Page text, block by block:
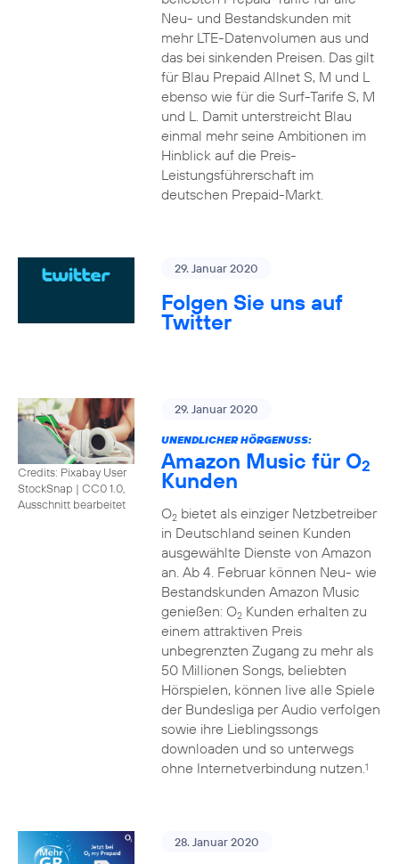
Neu- und Bestandskunden mit
mehr LTE-Datenvolumen aus und
das bei sinkenden Preisen. Das gilt
für Blau Prepaid Allnet S, M und L
ebenso wie für die Surf-Tarife S, M
und L. Damit unterstreicht Blau
einmal mehr seine Ambitionen im
Hinblick auf die Preis-
Leistungsführerschaft im
deutschen Prepaid-Markt.
29. Januar 2020
Folgen Sie uns auf
Twitter
Credits: Pixabay User
StockSnap | CC0 1.0,
Ausschnitt bearbeitet
29. Januar 2020
UNENDLICHER HÖRGENUSS:
Amazon Music für O2
Kunden
O2bietet als einziger Netzbetreiber
in Deutschland seinen Kunden
ausgewählte Dienste von Amazon
an. Ab 4. Februar können Neu- wie
Bestandskunden Amazon Music
genießen: O2Kunden erhalten zu
einem attraktiven Preis
unbegrenzten Zugang zu mehr als
50 Millionen Songs, beliebten
Hörspielen, können live alle Spiele
der Bundesliga per Audio verfolgen
sowie ihre Lieblingssongs
downloaden und so unterwegs
ohne Internetverbindung nutzen.1
28. Januar 2020